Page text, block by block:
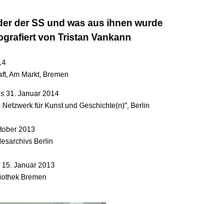
der SS und was aus ihnen wurde
von Tristan Vankann
Am Markt, Bremen
31. Januar 2014
Netzwerk für Kunst und Geschichte(n)", Berlin
2013
Berlin
Januar 2013
Bremen